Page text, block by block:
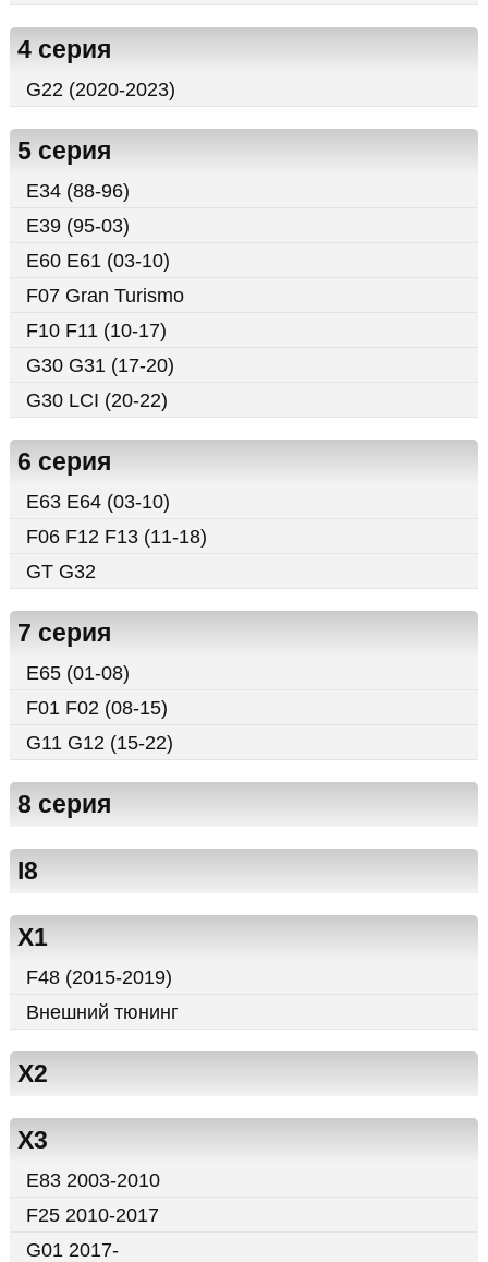
4 серия
G22 (2020-2023)
5 серия
E34 (88-96)
E39 (95-03)
E60 E61 (03-10)
F07 Gran Turismo
F10 F11 (10-17)
G30 G31 (17-20)
G30 LCI (20-22)
6 серия
E63 E64 (03-10)
F06 F12 F13 (11-18)
GT G32
7 серия
E65 (01-08)
F01 F02 (08-15)
G11 G12 (15-22)
8 серия
I8
X1
F48 (2015-2019)
Внешний тюнинг
X2
X3
E83 2003-2010
F25 2010-2017
G01 2017-